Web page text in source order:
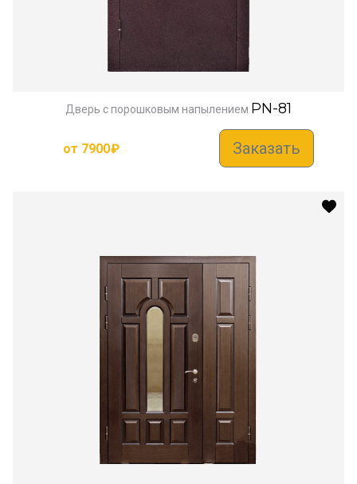
Дверь с порошковым напылением PN-81
от 7900₽ Заказать